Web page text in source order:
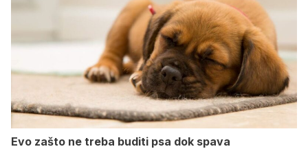
Evo zašto ne treba buditi psa dok spava